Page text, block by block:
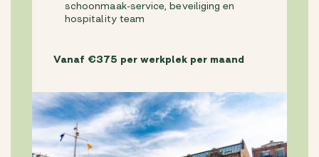
schoonmaak-service, beveiliging en
hospitality team
Vanaf €375 per werkplek per maand